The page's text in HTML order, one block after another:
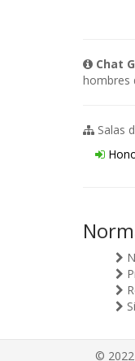
Chat
hombres
Salas
©